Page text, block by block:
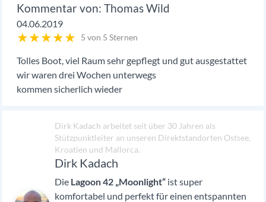
Thomas Wild
04.06.2019
★★★★★ 5 von 5 Sternen
Tolles Boot, viel Raum sehr gepflegt und gut ausgestattet
wir waren drei Wochen unterwegs
kommen sicherlich wieder
Dirk Kadach arbeitet seit über 30 Jahren als
Stützpunktleiter an unseren Direktstandorten Ostsee,
Kroatien und Mallorca.
Dirk Kadach
Die Lagoon 42 „Moonlight“ ist super
komfortabel und perfekt für einen entspannten